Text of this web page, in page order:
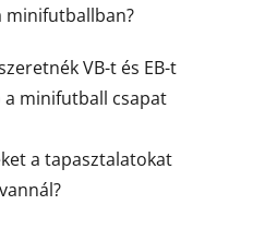
minifutballban?
VB-t és EB-t
minifutball csapat
a tapasztalatokat